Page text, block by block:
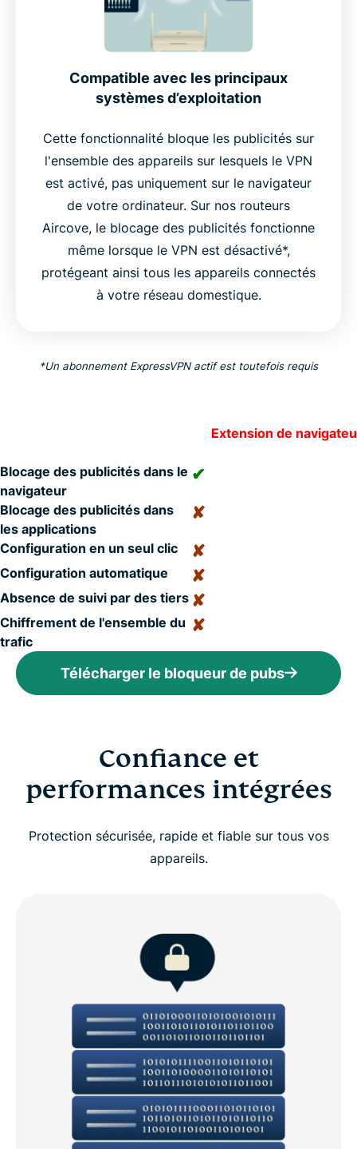
Compatible avec les principaux
systèmes d’exploitation
Cette fonctionnalité bloque les publicités sur
l'ensemble des appareils sur lesquels le VPN
est activé, pas uniquement sur le navigateur
de votre ordinateur. Sur nos routeurs
Aircove, le blocage des publicités fonctionne
même lorsque le VPN est désactivé*,
protégeant ainsi tous les appareils connectés
à votre réseau domestique.
*Un abonnement ExpressVPN actif est toutefois requis
Extension de
Blocage des publicités dans le
navigateur
✔
Blocage des publicités dans
les applications
✘
Configuration en un seul clic ✘
Configuration automatique ✘
Absence de suivi par des tiers ✘
Chiffrement de l'ensemble du
trafic
✘
Télécharger le bloqueur de pubs
Confiance et
performances intégrées
Protection sécurisée, rapide et fiable sur tous vos
appareils.